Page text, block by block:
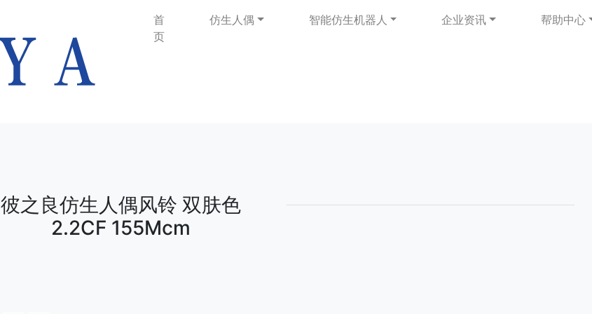
首
页
仿生人偶 智能仿生机器人 企业资讯 帮助中心
彼之良仿生人偶风铃 双肤色
2.2CF 155Mcm